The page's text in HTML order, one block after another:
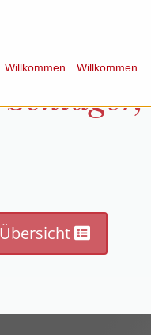
Willkommen Willkommen